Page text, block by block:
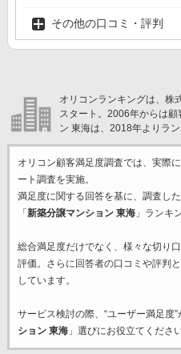
その他の口コミ・評判
オリコンランキングは、株
スタート。2006年からは
ン 東海は、2018年よりラ
オリコン顧客満足度調査では、実際
ート調査を実施。
満足度に関する回答を基に、調査した
「 新築分譲マンション 東海」ランキ
総合満足度だけでなく、様々な切り口
評価。さらに回答者の口コミや評判
しています。
サービス検討の際、“ユーザー満足度
ション 東海」選びにお役立てください